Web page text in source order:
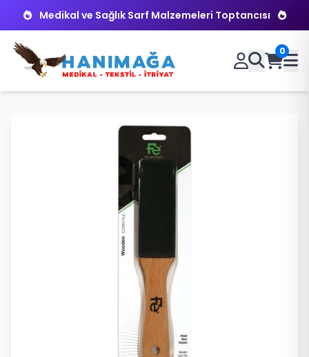
Medikal ve Sağlık Sarf Malzemeleri Toptancısı
0